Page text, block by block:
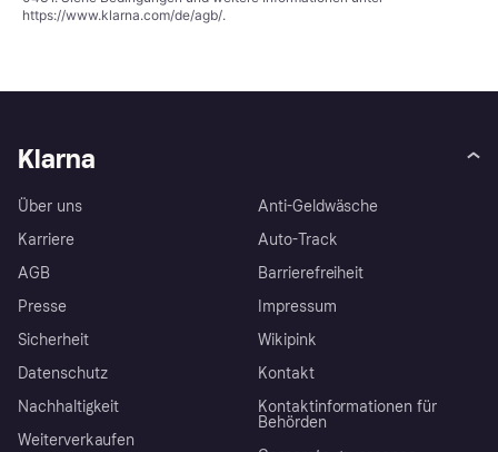
https://www.klarna.com/de/agb/.
Klarna
Über uns
Karriere
AGB
Presse
Sicherheit
Datenschutz
Nachhaltigkeit
Weiterverkaufen
Anti-Geldwäsche
Auto-Track
Barrierefreiheit
Impressum
Wikipink
Kontakt
Kontaktinformationen für
Behörden